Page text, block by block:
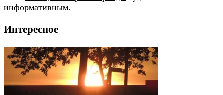
информативным.
Интересное